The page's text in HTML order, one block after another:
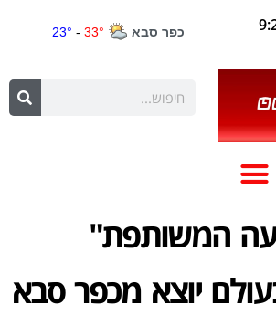
המשותפת"
יוצא מכפר סבא